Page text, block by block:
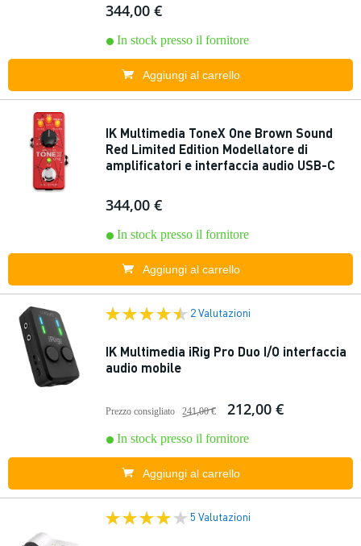
344,00 €
In stock presso il fornitore
Aggiungi al carrello
IK Multimedia ToneX One Brown Sound
Red Limited Edition Modellatore di
amplificatori e interfaccia audio USB-C
344,00 €
In stock presso il fornitore
Aggiungi al carrello
2 Valutazioni
IK Multimedia iRig Pro Duo I/O interfaccia
audio mobile
Prezzo consigliato 241,00 € 212,00 €
In stock presso il fornitore
Aggiungi al carrello
5 Valutazioni